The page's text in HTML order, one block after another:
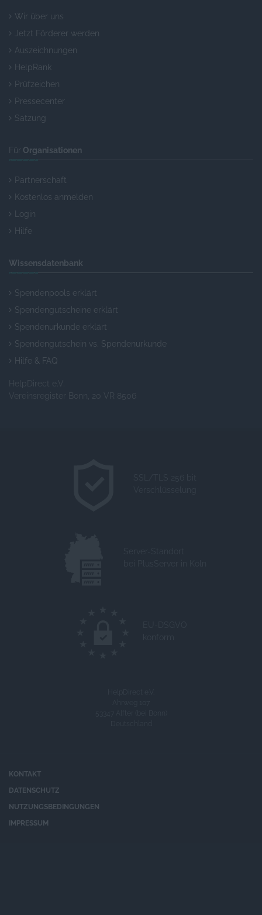
Wir über uns
Jetzt Förderer werden
Auszeichnungen
HelpRank
Prüfzeichen
Pressecenter
Satzung
Für Organisationen
Partnerschaft
Kostenlos anmelden
Login
Hilfe
Wissensdatenbank
Spendenpools erklärt
Spendengutscheine erklärt
Spendenurkunde erklärt
Spendengutschein vs. Spendenurkunde
Hilfe & FAQ
HelpDirect e.V.
Vereinsregister Bonn, 20 VR 8506
KONTAKT
DATENSCHUTZ
NUTZUNGSBEDINGUNGEN
IMPRESSUM